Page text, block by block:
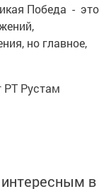
Победа - это
но главное,
РТ Рустам
в